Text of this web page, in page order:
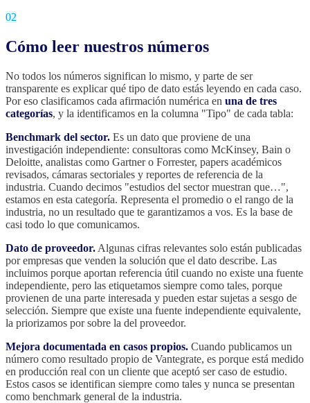
02
Cómo leer nuestros números
No todos los números significan lo mismo, y parte de ser
transparente es explicar qué tipo de dato estás leyendo en cada caso.
Por eso clasificamos cada afirmación numérica en una de tres
categorías, y la identificamos en la columna "Tipo" de cada tabla:
Benchmark del sector. Es un dato que proviene de una
investigación independiente: consultoras como McKinsey, Bain o
Deloitte, analistas como Gartner o Forrester, papers académicos
revisados, cámaras sectoriales y reportes de referencia de la
industria. Cuando decimos "estudios del sector muestran que…",
estamos en esta categoría. Representa el promedio o el rango de la
industria, no un resultado que te garantizamos a vos. Es la base de
casi todo lo que comunicamos.
Dato de proveedor. Algunas cifras relevantes solo están publicadas
por empresas que venden la solución que el dato describe. Las
incluimos porque aportan referencia útil cuando no existe una fuente
independiente, pero las etiquetamos siempre como tales, porque
provienen de una parte interesada y pueden estar sujetas a sesgo de
selección. Siempre que existe una fuente independiente equivalente,
la priorizamos por sobre la del proveedor.
Mejora documentada en casos propios. Cuando publicamos un
número como resultado propio de Vantegrate, es porque está medido
en producción real con un cliente que aceptó ser caso de estudio.
Estos casos se identifican siempre como tales y nunca se presentan
como benchmark general de la industria.